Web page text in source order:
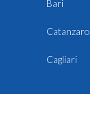
Bari
Catanzaro
Cagliari